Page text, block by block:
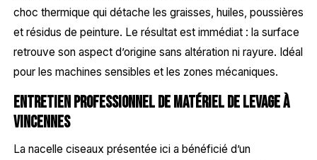
choc thermique qui détache les graisses, huiles, poussières
et résidus de peinture. Le résultat est immédiat : la surface
retrouve son aspect d’origine sans altération ni rayure. Idéal
pour les machines sensibles et les zones mécaniques.
Entretien professionnel de matériel de levage à
Vincennes
La nacelle ciseaux présentée ici a bénéficié d’un